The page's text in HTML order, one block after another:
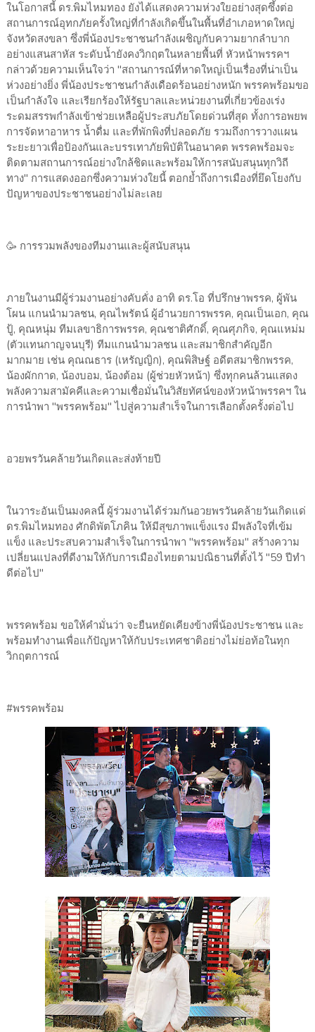
​ในโอกาสนี้ ดร.พิมไหมทอง ยังได้แสดงความห่วงใยอย่างสุดซึ้งต่อ
สถานการณ์อุทกภัยครั้งใหญ่ที่กำลังเกิดขึ้นในพื้นที่อำเภอหาดใหญ่
จังหวัดสงขลา ซึ่งพี่น้องประชาชนกำลังเผชิญกับความยากลำบาก
อย่างแสนสาหัส ระดับน้ำยังคงวิกฤตในหลายพื้นที่ หัวหน้าพรรคฯ
กล่าวด้วยความเห็นใจว่า "สถานการณ์ที่หาดใหญ่เป็นเรื่องที่น่าเป็น
ห่วงอย่างยิ่ง พี่น้องประชาชนกำลังเดือดร้อนอย่างหนัก พรรคพร้อมขอ
เป็นกำลังใจ และเรียกร้องให้รัฐบาลและหน่วยงานที่เกี่ยวข้องเร่ง
ระดมสรรพกำลังเข้าช่วยเหลือผู้ประสบภัยโดยด่วนที่สุด ทั้งการอพยพ
การจัดหาอาหาร น้ำดื่ม และที่พักพิงที่ปลอดภัย รวมถึงการวางแผน
ระยะยาวเพื่อป้องกันและบรรเทาภัยพิบัติในอนาคต พรรคพร้อมจะ
ติดตามสถานการณ์อย่างใกล้ชิดและพร้อมให้การสนับสนุนทุกวิถี
ทาง" การแสดงออกซึ่งความห่วงใยนี้ ตอกย้ำถึงการเมืองที่ยึดโยงกับ
ปัญหาของประชาชนอย่างไม่ละเลย
​🥳 การรวมพลังของทีมงานและผู้สนับสนุน
​ภายในงานมีผู้ร่วมงานอย่างคับคั่ง อาทิ ดร.โอ ที่ปรึกษาพรรค, ผู้พัน
โผน แกนนำมวลชน, คุณไพรัตน์ ผู้อำนวยการพรรค, คุณเป็นเอก, คุณ
ปู้, คุณหนุ่ม ทีมเลขาธิการพรรค, คุณชาติศักดิ์, คุณศุภกิจ, คุณแหม่ม
(ตัวแทนกาญจนบุรี) ทีมแกนนำมวลชน และสมาชิกสำคัญอีก
มากมาย เช่น คุณณธาร (เหรัญญิก), คุณพิสิษฐ์ อดีตสมาชิกพรรค,
น้องผักกาด, น้องบอม, น้องต้อม (ผู้ช่วยหัวหน้า) ซึ่งทุกคนล้วนแสดง
พลังความสามัคคีและความเชื่อมั่นในวิสัยทัศน์ของหัวหน้าพรรคฯ ใน
การนำพา "พรรคพร้อม" ไปสู่ความสำเร็จในการเลือกตั้งครั้งต่อไป
อวยพรวันคล้ายวันเกิดและส่งท้ายปี
​ในวาระอันเป็นมงคลนี้ ผู้ร่วมงานได้ร่วมกันอวยพรวันคล้ายวันเกิดแด่
ดร.พิมไหมทอง ศักดิพัตโภคิน ให้มีสุขภาพแข็งแรง มีพลังใจที่เข้ม
แข็ง และประสบความสำเร็จในการนำพา "พรรคพร้อม" สร้างความ
เปลี่ยนแปลงที่ดีงามให้กับการเมืองไทยตามปณิธานที่ตั้งไว้ "59 ปีทำ
ดีต่อไป"
​พรรคพร้อม ขอให้คำมั่นว่า จะยืนหยัดเคียงข้างพี่น้องประชาชน และ
พร้อมทำงานเพื่อแก้ปัญหาให้กับประเทศชาติอย่างไม่ย่อท้อในทุก
วิกฤตการณ์
#พรรคพร้อม